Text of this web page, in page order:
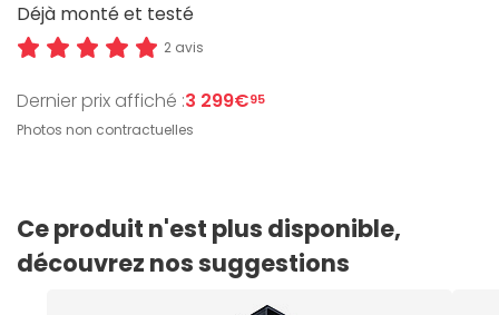
Déjà monté et testé
2 avis
Dernier prix affiché :3 299€95
Photos non contractuelles
Ce produit n'est plus disponible,
découvrez nos suggestions